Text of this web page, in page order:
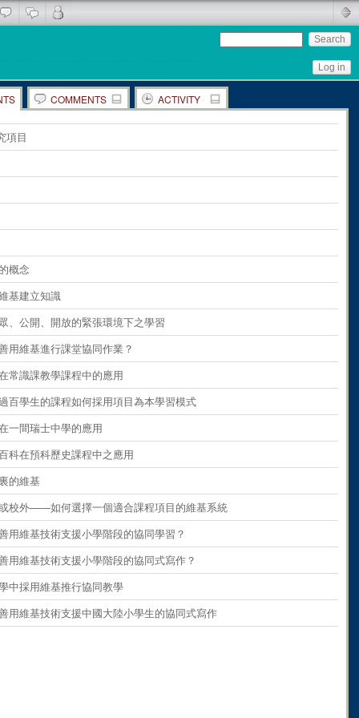
Log in
COMMENTS ACTIVITY
on
on
onparagraph 6
on
paragraph 7
onparagraph 8
onparagraph 9
onparagraph 10
onparagraph 11
onparagraph 12
onparagraph 13
onparagraph 14
onparagraph 15
onparagraph 16
onparagraph 17
onparagraph 18
onparagraph 19
項目
概念
基建立知識
、公開、開放的緊張環境下之學習
用維基進行課堂協同作業？
常識課教學課程中的應用
百學生的課程如何採用項目為本學習模式
一間瑞士中學的應用
科在預科歷史課程中之應用
的維基
校外——如何選擇一個適合課程項目的維基系統
用維基技術支援小學階段的協同學習？
用維基技術支援小學階段的協同式寫作？
中採用維基推行協同教學
用維基技術支援中國大陸小學生的協同式寫作